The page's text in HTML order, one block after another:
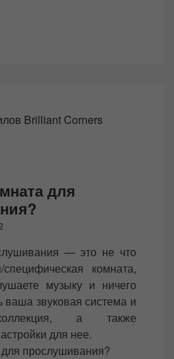
для
— это не что
комната,
музыку и ничего
ваша звуковая система и
а также
для нее.
прослушивания?